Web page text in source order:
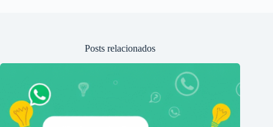
Posts relacionados